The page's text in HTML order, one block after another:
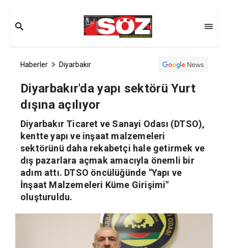
Haberler Diyarbakır
Diyarbakır'da yapı sektörü Yurt
dışına açılıyor
Diyarbakır Ticaret ve Sanayi Odası (DTSO),
kentte yapı ve inşaat malzemeleri
sektörünü daha rekabetçi hale getirmek ve
dış pazarlara açmak amacıyla önemli bir
adım attı. DTSO öncülüğünde "Yapı ve
İnşaat Malzemeleri Küme Girişimi"
oluşturuldu.